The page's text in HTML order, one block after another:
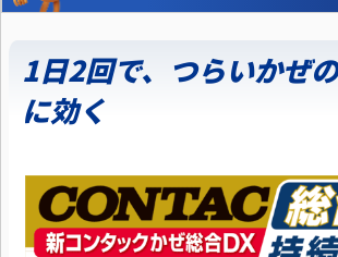
1日2回で、つらいかぜ
に効く